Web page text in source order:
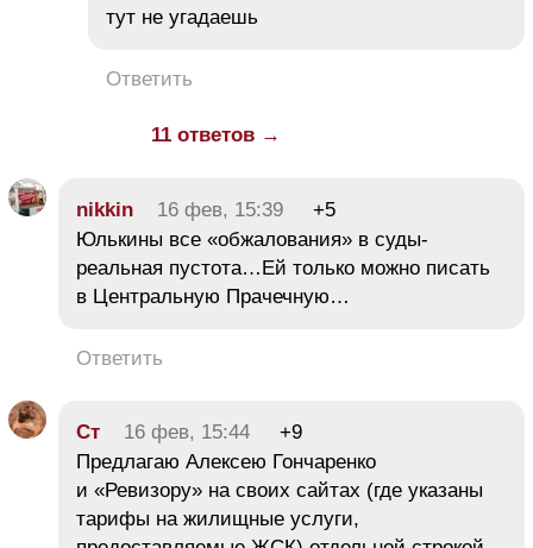
тут не угадаешь
Ответить
11 ответов →
nikkin 16 фев, 15:39
+5
Юлькины все «обжалования» в суды-
реальная пустота…Ей только можно писать
в Центральную Прачечную…
Ответить
Ст 16 фев, 15:44
+9
Предлагаю Алексею Гончаренко
и «Ревизору» на своих сайтах (где указаны
тарифы на жилищные услуги,